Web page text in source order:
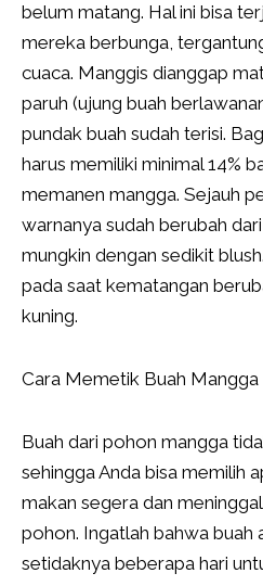
belum matang. Hal ini bisa
mereka berbunga,
cuaca. Manggis dianggap
paruh (ujung buah
pundak buah sudah terisi.
harus memiliki minimal 14%
memanen mangga. Sejauh
warnanya sudah berubah
mungkin dengan sedikit
pada saat kematangan
kuning.
Cara Memetik Buah Mangga
Buah dari pohon mangga
sehingga Anda bisa memilih
makan segera dan
pohon. Ingatlah bahwa buah
setidaknya beberapa hari